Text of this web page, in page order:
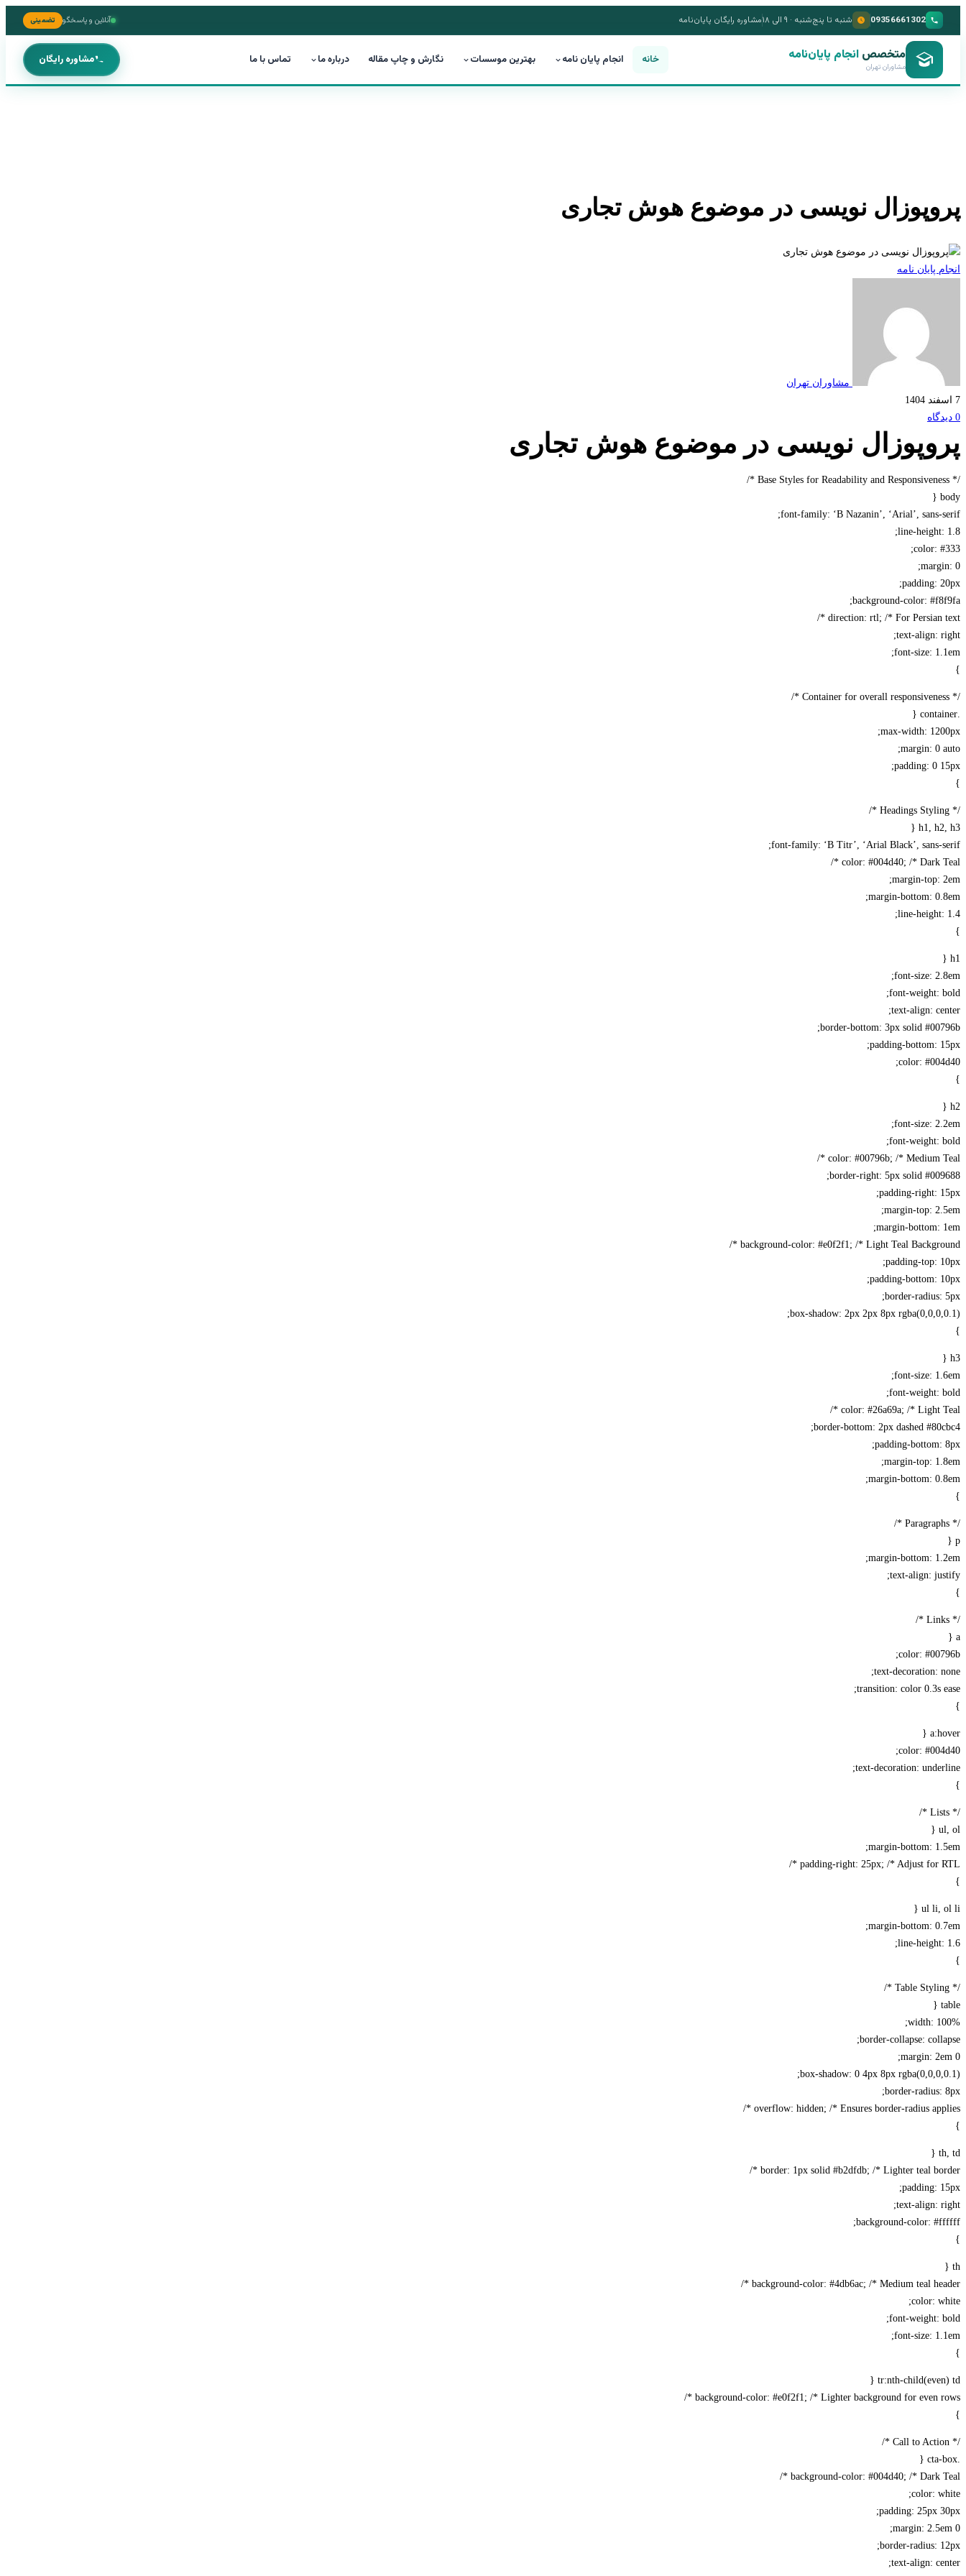
09356661302 شنبه تا پنج‌شنبه · ۹ الی ۱۸ مشاوره رایگان پایان‌نامه آنلاین و پاسخگو تضمینی
متخصص انجام پایان‌نامه
مشاوران تهران خانه انجام پایان نامه بهترین موسسات نگارش و چاپ مقاله درباره ما تماس با ما مشاوره رایگان
پروپوزال نویسی در موضوع هوش تجاری
انجام پایان نامه
مشاوران تهران
7 اسفند 1404
0 دیدگاه
پروپوزال نویسی در موضوع هوش تجاری
/* Base Styles for Readability and Responsiveness */
body {
font-family: ‘B Nazanin’, ‘Arial’, sans-serif;
line-height: 1.8;
color: #333;
margin: 0;
padding: 20px;
background-color: #f8f9fa;
direction: rtl; /* For Persian text */
text-align: right;
font-size: 1.1em;
}
/* Container for overall responsiveness */
.container {
max-width: 1200px;
margin: 0 auto;
padding: 0 15px;
}
/* Headings Styling */
h1, h2, h3 {
font-family: ‘B Titr’, ‘Arial Black’, sans-serif;
color: #004d40; /* Dark Teal */
margin-top: 2em;
margin-bottom: 0.8em;
line-height: 1.4;
}
h1 {
font-size: 2.8em;
font-weight: bold;
text-align: center;
border-bottom: 3px solid #00796b;
padding-bottom: 15px;
color: #004d40;
}
h2 {
font-size: 2.2em;
font-weight: bold;
color: #00796b; /* Medium Teal */
border-right: 5px solid #009688;
padding-right: 15px;
margin-top: 2.5em;
margin-bottom: 1em;
background-color: #e0f2f1; /* Light Teal Background */
padding-top: 10px;
padding-bottom: 10px;
border-radius: 5px;
box-shadow: 2px 2px 8px rgba(0,0,0,0.1);
}
h3 {
font-size: 1.6em;
font-weight: bold;
color: #26a69a; /* Light Teal */
border-bottom: 2px dashed #80cbc4;
padding-bottom: 8px;
margin-top: 1.8em;
margin-bottom: 0.8em;
}
/* Paragraphs */
p {
margin-bottom: 1.2em;
text-align: justify;
}
/* Links */
a {
color: #00796b;
text-decoration: none;
transition: color 0.3s ease;
}
a:hover {
color: #004d40;
text-decoration: underline;
}
/* Lists */
ul, ol {
margin-bottom: 1.5em;
padding-right: 25px; /* Adjust for RTL */
}
ul li, ol li {
margin-bottom: 0.7em;
line-height: 1.6;
}
/* Table Styling */
table {
width: 100%;
border-collapse: collapse;
margin: 2em 0;
box-shadow: 0 4px 8px rgba(0,0,0,0.1);
border-radius: 8px;
overflow: hidden; /* Ensures border-radius applies */
}
th, td {
border: 1px solid #b2dfdb; /* Lighter teal border */
padding: 15px;
text-align: right;
background-color: #ffffff;
}
th {
background-color: #4db6ac; /* Medium teal header */
color: white;
font-weight: bold;
font-size: 1.1em;
}
tr:nth-child(even) td {
background-color: #e0f2f1; /* Lighter background for even rows */
}
/* Call to Action */
.cta-box {
background-color: #004d40; /* Dark Teal */
color: white;
padding: 25px 30px;
margin: 2.5em 0;
border-radius: 12px;
text-align: center;